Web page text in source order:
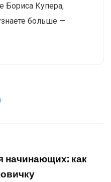
Бориса Купера,
больше —
начинающих: как